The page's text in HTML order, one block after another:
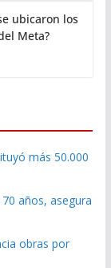
ubicaron los
Meta?
más 50.000
años, asegura
obras por